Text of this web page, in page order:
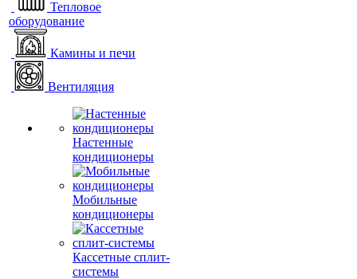
Тепловое
оборудование
Камины и печи
Вентиляция
Настенные
кондиционеры
Мобильные
кондиционеры
Кассетные сплит-
системы